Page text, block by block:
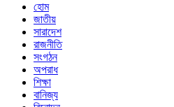
হোম
জাতীয়
সারাদেশ
রাজনীতি
সংগঠন
অপরাধ
শিক্ষা
বানিজ্য